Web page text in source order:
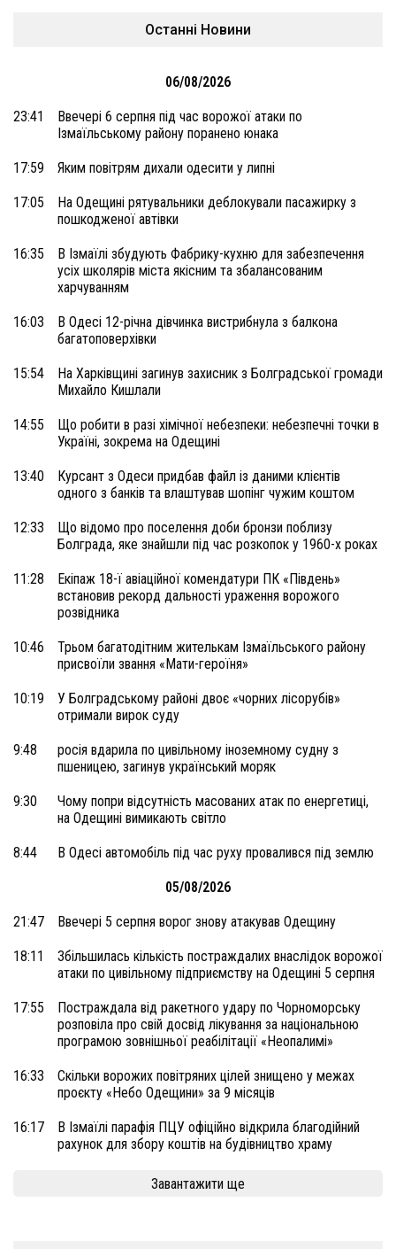
Останні Новини
06/08/2026
23:41
Ввечері 6 серпня під час ворожої атаки по
Ізмаїльському району поранено юнака
17:59 Яким повітрям дихали одесити у липні
17:05
На Одещині рятувальники деблокували пасажирку з
пошкодженої автівки
16:35
В Ізмаїлі збудують Фабрику-кухню для забезпечення
усіх школярів міста якісним та збалансованим
харчуванням
16:03
В Одесі 12-річна дівчинка вистрибнула з балкона
багатоповерхівки
15:54
На Харківщині загинув захисник з Болградської громади
Михайло Кишлали
14:55
Що робити в разі хімічної небезпеки: небезпечні точки в
Україні, зокрема на Одещині
13:40
Курсант з Одеси придбав файл із даними клієнтів
одного з банків та влаштував шопінг чужим коштом
12:33
Що відомо про поселення доби бронзи поблизу
Болграда, яке знайшли під час розкопок у 1960-х роках
11:28
Екіпаж 18-ї авіаційної комендатури ПК «Південь»
встановив рекорд дальності ураження ворожого
розвідника
10:46
Трьом багатодітним жителькам Ізмаїльського району
присвоїли звання «Мати-героїня»
10:19
У Болградському районі двоє «чорних лісорубів»
отримали вирок суду
9:48
росія вдарила по цивільному іноземному судну з
пшеницею, загинув український моряк
9:30
Чому попри відсутність масованих атак по енергетиці,
на Одещині вимикають світло
8:44 В Одесі автомобіль під час руху провалився під землю
05/08/2026
21:47 Ввечері 5 серпня ворог знову атакував Одещину
18:11
Збільшилась кількість постраждалих внаслідок ворожої
атаки по цивільному підприємству на Одещині 5 серпня
17:55
Постраждала від ракетного удару по Чорноморську
розповіла про свій досвід лікування за національною
програмою зовнішньої реабілітації «Неопалимі»
16:33
Скільки ворожих повітряних цілей знищено у межах
проєкту «Небо Одещини» за 9 місяців
16:17
В Ізмаїлі парафія ПЦУ офіційно відкрила благодійний
рахунок для збору коштів на будівництво храму
Завантажити ще